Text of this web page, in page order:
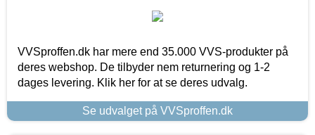
VVSproffen.dk har mere end 35.000 VVS-produkter på
deres webshop. De tilbyder nem returnering og 1-2
dages levering. Klik her for at se deres udvalg.
Se udvalget på VVSproffen.dk